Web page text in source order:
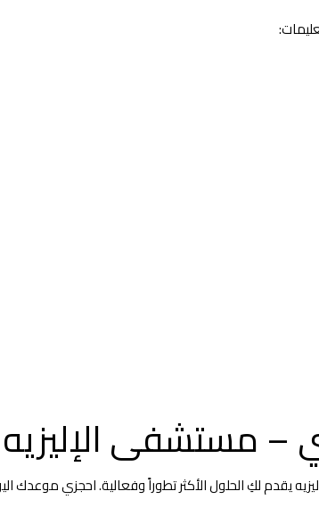
– مستشفى الإليزيه
يقدم لكِ الحلول الأكثر تطوراً وفعالية. احجزي موعدك